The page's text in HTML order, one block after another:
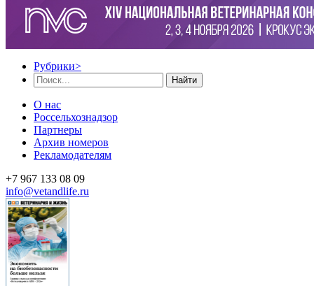
Рубрики>
Найти
О нас
Россельхознадзор
Партнеры
Архив номеров
Рекламодателям
+7 967 133 08 09
info@vetandlife.ru